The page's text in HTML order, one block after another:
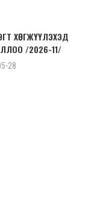
ХӨГЖҮҮЛЭХЭД
/2026-11/
28